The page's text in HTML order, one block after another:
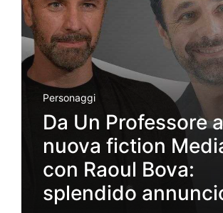
Personaggi
Da Un Professore
nuova fiction
con Raoul Bova:
splendido